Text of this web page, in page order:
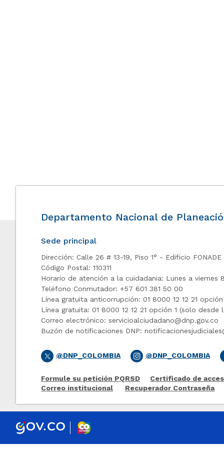
Departamento Nacional de
Sede principal
Dirección: Calle 26 # 13-19, Piso 1° - Edificio
Código Postal: 110311
Horario de atención a la cuidadania: Lunes a
Teléfono Conmutador: +57 601 381 50 00
Línea gratuita anticorrupción: 01 8000 12 12 21
Línea gratuita: 01 8000 12 12 21 opción 1 (solo ​desde
Correo electrónico: servicioalciudadano@dnp.gov.co
Buzón de notificaciones DNP:
@DNP_COLOMBIA @DNP_COLOMBIA
Formule su petición PQRSD Certificado de
Correo institucional
Recuperador Contraseña